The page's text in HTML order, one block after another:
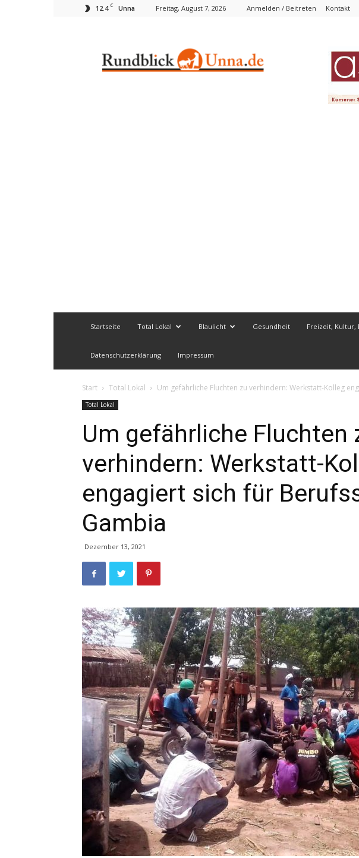
12.4 C Unna Freitag, August 7, 2026 Anmelden / Beitreten Kontakt
Startseite Total Lokal Blaulicht Gesundheit Freizeit, Kultur,
Datenschutzerklärung Impressum
Start Total Lokal Um gefährliche Fluchten zu verhindern: Werkstatt-Kolleg
Total Lokal
Um gefährliche Fluchten
verhindern: Werkstatt-
engagiert sich für
Gambia
Dezember 13, 2021